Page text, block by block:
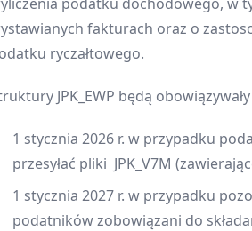
fakturach oraz o
ryczałtowego.
JPK_EWP będą
1 stycznia 2026 r. w przypadku
przesyłać pliki JPK_V7M
1 stycznia 2027 r. w przypadku
podatników zobowiązani do